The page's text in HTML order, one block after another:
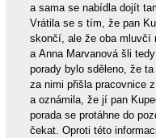
a sama se nabídla dojít
Vrátila se s tím, že pan
skončí, ale že oba mluvčí
a Anna Marvanová šli
porady bylo sděleno, že
za nimi přišla pracovnice
a oznámila, že jí pan
porada se protáhne do
čekat. Oproti této